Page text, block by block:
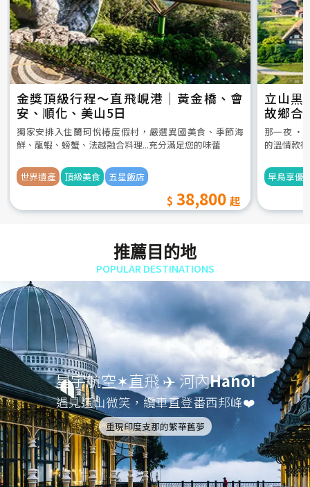
金獎頂級行程～直飛峴港｜黃金橋、會
安、順化、美山5日
獨家安排入住蘭珂悅椿度假村，嚴選異國美食、季節海
鮮、龍蝦、螃蟹、法越融合料理...充分滿足您的味蕾
世界遺產 頂級美食 五星飯店
38,800
立山黒
故鄉合
5日
那一夜 ‧
的溫情款
早鳥享優
推薦目的地
POPULAR DESTINATIONS
星宇航空✶直飛 ✈️ 河內Hanoi
遇見遠山微笑，纜車直登番西邦峰❤️
重現印度支那的繁華舊夢